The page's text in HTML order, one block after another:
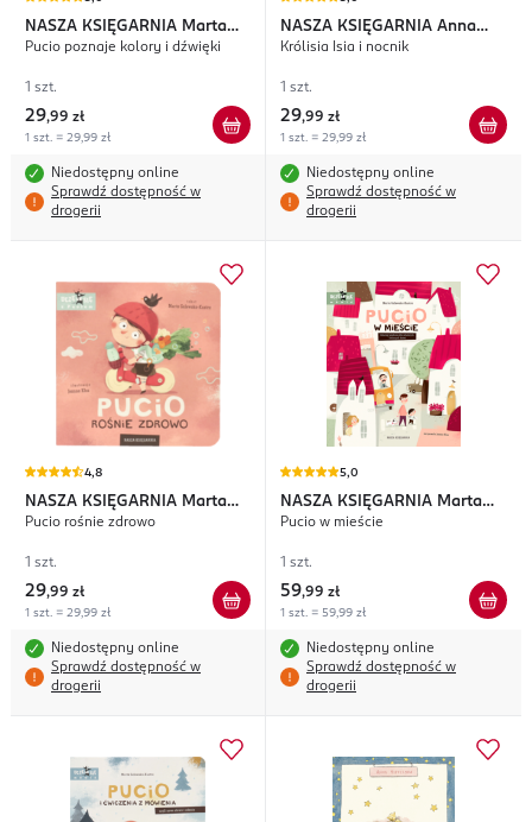
NASZA KSIĘGARNIA Marta
Galewska-Kustra
Pucio poznaje kolory i dźwięki
1 szt.
29,99 zł
1 szt. = 29,99 zł
Niedostępny online
Sprawdź dostępność w
drogerii
NASZA KSIĘGARNIA Anna
Mietelska
Królisia Isia i nocnik
1 szt.
29,99 zł
1 szt. = 29,99 zł
Niedostępny online
Sprawdź dostępność w
drogerii
4,8
NASZA KSIĘGARNIA Marta
Galewska-Kustra
Pucio rośnie zdrowo
1 szt.
29,99 zł
1 szt. = 29,99 zł
Niedostępny online
Sprawdź dostępność w
drogerii
5,0
NASZA KSIĘGARNIA Marta
Galewska-Kustra
Pucio w mieście
1 szt.
59,99 zł
1 szt. = 59,99 zł
Niedostępny online
Sprawdź dostępność w
drogerii